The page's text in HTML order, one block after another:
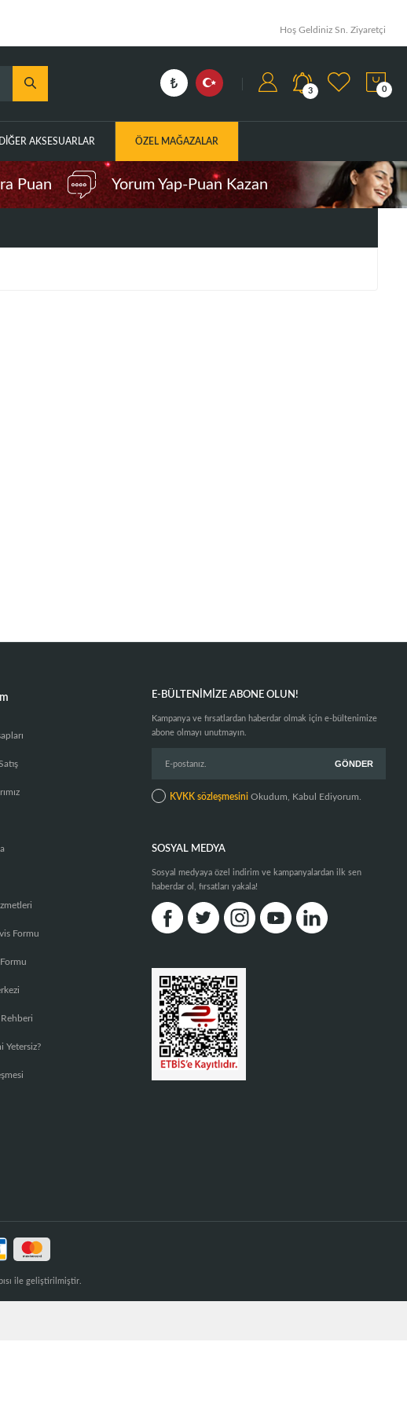
Hoş Geldiniz Sn. Ziyaretçi
3 0
DIĞER AKSESUARLAR ÖZEL MAĞAZALAR
Puan Yorum Yap-Puan Kazan
Formu
Yetersiz?
E-BÜLTENIMIZE ABONE OLUN!
Kampanya ve fırsatlardan haberdar olmak için e-bültenimize
abone olmayı unutmayın.
KVKK sözleşmesini Okudum, Kabul Ediyorum.
SOSYAL MEDYA
Sosyal medyaya özel indirim ve kampanyalardan ilk sen
haberdar ol, fırsatları yakala!
ile geliştirilmiştir.